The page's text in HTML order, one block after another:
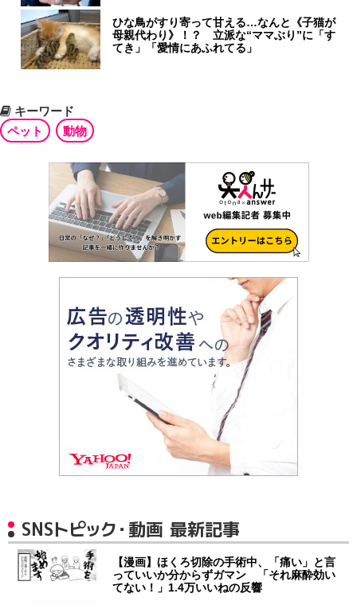
ひな鳥がすり寄って甘える…なんと《子猫が
母親代わり》！？ 立派な“ママぶり”に「す
てき」「愛情にあふれてる」
キーワード
ペット
動物
SNSトピック・動画 最新記事
【漫画】ほくろ切除の手術中、「痛い」と言
っていいか分からずガマン 「それ麻酔効い
てない！」1.4万いいねの反響